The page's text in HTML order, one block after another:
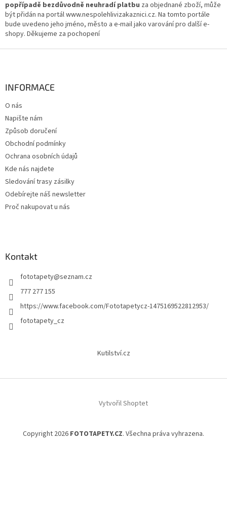
popřípadě bezdůvodně neuhradí platbu za objednané zboží, může
být přidán na portál www.nespolehlivizakaznici.cz. Na tomto portále
bude uvedeno jeho jméno, město a e-mail jako varování pro další e-
shopy. Děkujeme za pochopení
INFORMACE
O nás
Napište nám
Způsob doručení
Obchodní podmínky
Ochrana osobních údajů
Kde nás najdete
Sledování trasy zásilky
Odebírejte náš newsletter
Proč nakupovat u nás
Kontakt
fototapety@seznam.cz
777 277 155
https://www.facebook.com/Fototapetycz-1475169522812953/
fototapety_cz
Kutilství.cz
Vytvořil Shoptet
Copyright 2026 FOTOTAPETY.CZ. Všechna práva vyhrazena.